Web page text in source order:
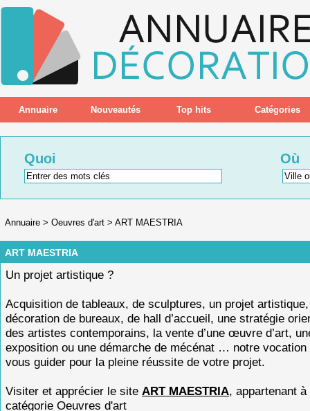
Annuaire Nouveautés Top hits Catégories
Quoi Où
Annuaire > Oeuvres d'art > ART MAESTRIA
ART MAESTRIA
Un projet artistique ?
Acquisition de tableaux, de sculptures, un projet
décoration de bureaux, de hall d’accueil, une stratégie
des artistes contemporains, la vente d’une œuvre d’art,
exposition ou une démarche de mécénat … notre
vous guider pour la pleine réussite de votre projet.
Visiter et apprécier le site ART MAESTRIA, appartenant à
catégorie Oeuvres d'art